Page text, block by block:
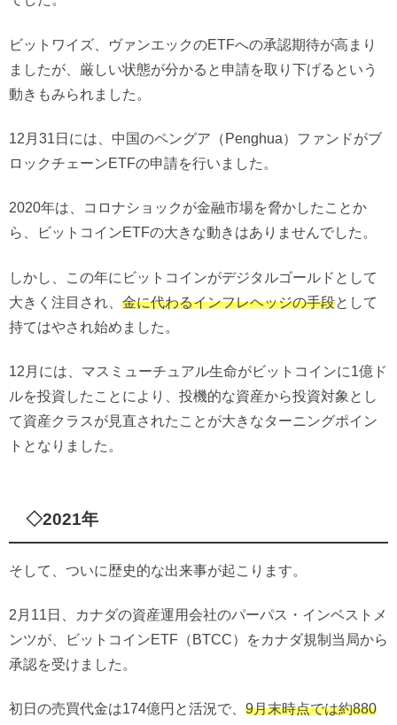
ビットワイズ、ヴァンエックのETFへの承認期待が高まり
ましたが、厳しい状態が分かると申請を取り下げるという
動きもみられました。
12月31日には、中国のペングア（Penghua）ファンドがブ
ロックチェーンETFの申請を行いました。
2020年は、コロナショックが金融市場を脅かしたことか
ら、ビットコインETFの大きな動きはありませんでした。
しかし、この年にビットコインがデジタルゴールドとして
大きく注目され、 金に代わるインフレヘッジの手段として
持てはやされ始めました。
12月には、マスミューチュアル生命がビットコインに1億ド
ルを投資したことにより、投機的な資産から投資対象とし
て資産クラスが見直されたことが大きなターニングポイン
トとなりました。
◇2021年
そして、ついに歴史的な出来事が起こります。
2月11日、カナダの資産運用会社のパーパス・インベストメ
ンツが、ビットコインETF（BTCC）をカナダ規制当局から
承認を受けました。
初日の売買代金は174億円と活況で、 9月末時点では約880